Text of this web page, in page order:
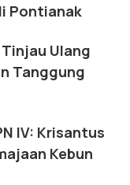
Pontianak
Ulang
Tanggung
IV: Krisantus
Kebun